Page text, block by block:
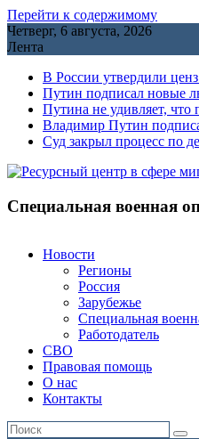
Перейти к содержимому
Четверг, 6 августа, 2026
Лента
В России утвердили
Путин подписал новые
Путина не удивляет, что
Владимир Путин
Cуд закрыл процесс по
Специальная военная
Новости
Регионы
Россия
Зарубежье
Специальная
Работодатель
СВО
Правовая помощь
О нас
Контакты